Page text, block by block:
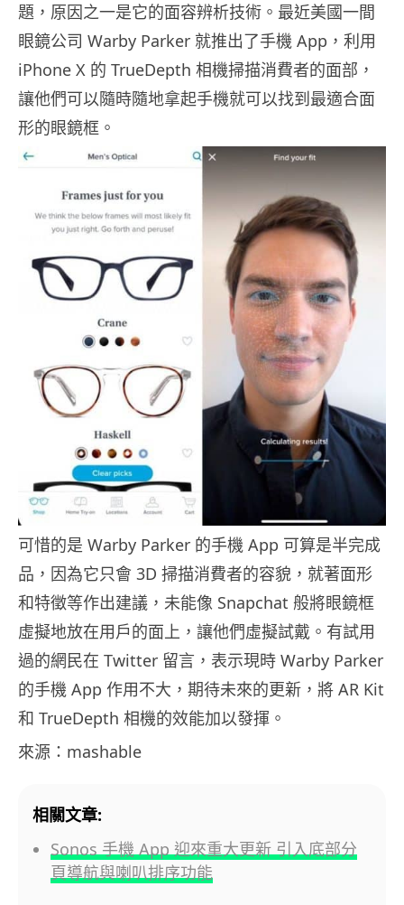
題，原因之一是它的面容辨析技術。最近美國一間
眼鏡公司 Warby Parker 就推出了手機 App，利用
iPhone X 的 TrueDepth 相機掃描消費者的面部，
讓他們可以隨時隨地拿起手機就可以找到最適合面
形的眼鏡框。
可惜的是 Warby Parker 的手機 App 可算是半完成
品，因為它只會 3D 掃描消費者的容貌，就著面形
和特徵等作出建議，未能像 Snapchat 般將眼鏡框
虛擬地放在用戶的面上，讓他們虛擬試戴。有試用
過的網民在 Twitter 留言，表示現時 Warby Parker
的手機 App 作用不大，期待未來的更新，將 AR Kit
和 TrueDepth 相機的效能加以發揮。
來源：mashable
相關文章:
Sonos 手機 App 迎來重大更新 引入底部分
頁導航與喇叭排序功能